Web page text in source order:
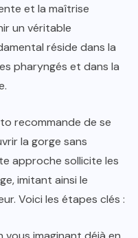
et la maîtrise
un véritable
réside dans la
pharyngés et dans la
recommande de se
la gorge sans
approche sollicite les
imitant ainsi le
Voici les étapes clés :